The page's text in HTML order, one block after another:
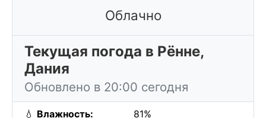
Облачно
Текущая погода в Рённе,
Дания
Обновлено в 20:00 сегодня
💧 Влажность: 81%